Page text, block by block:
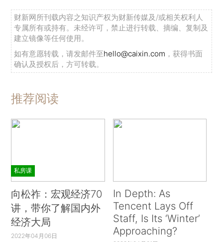
财新网所刊载内容之知识产权为财新传媒及/或相关权利人
专属所有或持有。未经许可，禁止进行转载、摘编、复制及
建立镜像等任何使用。
如有意愿转载，请发邮件至hello@caixin.com ，获得书面
确认及授权后，方可转载。
推荐阅读
私房课
向松祚：宏观经济70
讲，带你了解国内外
经济大局
2022年04月06日
In Depth: As
Tencent Lays Off
Staff, Is Its ‘Winter’
Approaching?